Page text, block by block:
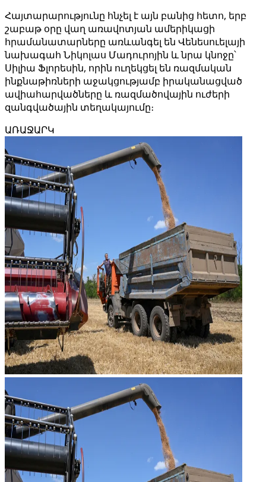
Հայտարարությունը հնչել է այն բանից հետո, երբ
շաբաթ օրը վաղ առավոտյան ամերիկացի
հրամանատարները առևանգել են Վենեսուելայի
նախագահ Նիկոլաս Մադուրոյին և նրա կնոջը՝
Սիլիա Ֆլորեսին, որին ուղեկցել են ռազմական
ինքնաթիռների աջակցությամբ իրականացված
ավիահարվածները և ռազմածովային ուժերի
զանգվածային տեղակայումը։
ԱՌԱՋԱՐԿ